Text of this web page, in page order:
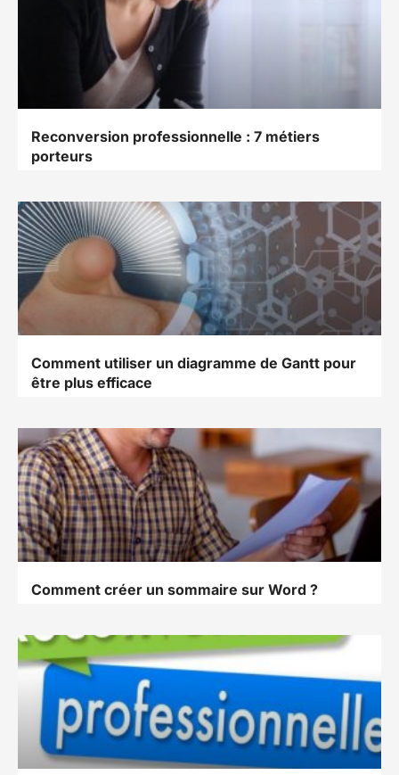
Reconversion professionnelle : 7 métiers
porteurs
Comment utiliser un diagramme de Gantt pour
être plus efficace
Comment créer un sommaire sur Word ?